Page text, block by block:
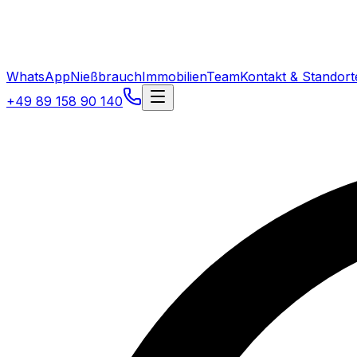
WhatsAppNießbrauchImmobilienTeamKontakt &
+49 89 158 90 140